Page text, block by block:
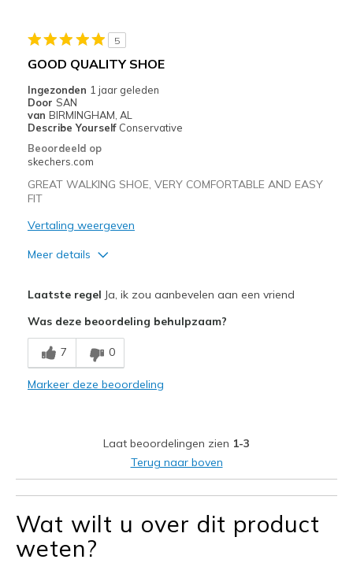
View On Shoes
Shoes are for Wearing
5
GOOD QUALITY SHOE
Ingezonden 1 jaar geleden
Door SAN
van BIRMINGHAM, AL
Describe Yourself Conservative
Beoordeeld op
skechers.com
GREAT WALKING SHOE, VERY COMFORTABLE AND EASY
FIT
Vertaling weergeven
Meer details
Comfortable
Durable
View On Shoes
Shoes are for Wearing
Laatste regel Ja, ik zou aanbevelen aan een vriend
Was deze beoordeling behulpzaam?
7 0
Markeer deze beoordeling
Laat beoordelingen zien 1-3
Terug naar boven
Wat wilt u over dit product
weten?